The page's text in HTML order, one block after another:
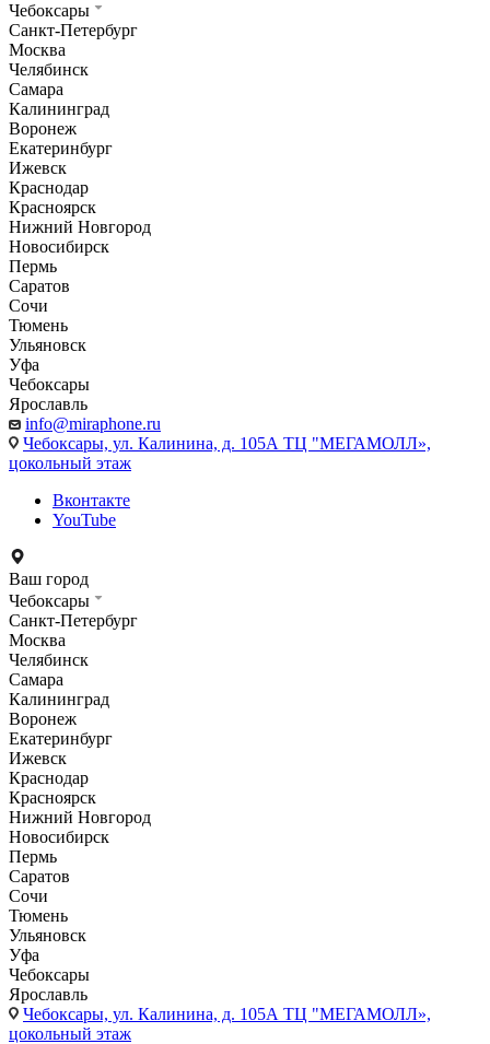
Чебоксары
Санкт-Петербург
Москва
Челябинск
Самара
Калининград
Воронеж
Екатеринбург
Ижевск
Краснодар
Красноярск
Нижний Новгород
Новосибирск
Пермь
Саратов
Сочи
Тюмень
Ульяновск
Уфа
Чебоксары
Ярославль
info@miraphone.ru
Чебоксары, ул. Калинина, д. 105А ТЦ "МЕГАМОЛЛ»,
цокольный этаж
Вконтакте
YouTube
Ваш город
Чебоксары
Санкт-Петербург
Москва
Челябинск
Самара
Калининград
Воронеж
Екатеринбург
Ижевск
Краснодар
Красноярск
Нижний Новгород
Новосибирск
Пермь
Саратов
Сочи
Тюмень
Ульяновск
Уфа
Чебоксары
Ярославль
Чебоксары, ул. Калинина, д. 105А ТЦ "МЕГАМОЛЛ»,
цокольный этаж